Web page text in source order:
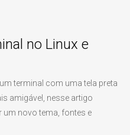
no Linux e
terminal com uma tela preta
amigável, nesse artigo
novo tema, fontes e